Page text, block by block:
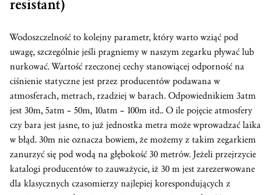
resistant)
Wodoszczelność to kolejny parametr, który warto wziąć pod
uwagę, szczególnie jeśli pragniemy w naszym zegarku pływać lub
nurkować. Wartość rzeczonej cechy stanowiącej odporność na
ciśnienie statyczne jest przez producentów podawana w
atmosferach, metrach, rzadziej w barach. Odpowiednikiem 3atm
jest 30m, 5atm – 50m, 10atm – 100m itd.. O ile pojęcie atmosfery
czy bara jest jasne, to już jednostka metra może wprowadzać laika
w błąd. 30m nie oznacza bowiem, że możemy z takim zegarkiem
zanurzyć się pod wodą na głębokość 30 metrów. Jeżeli przejrzycie
katalogi producentów to zauważycie, iż 30 m jest zarezerwowane
dla klasycznych czasomierzy najlepiej korespondujących z